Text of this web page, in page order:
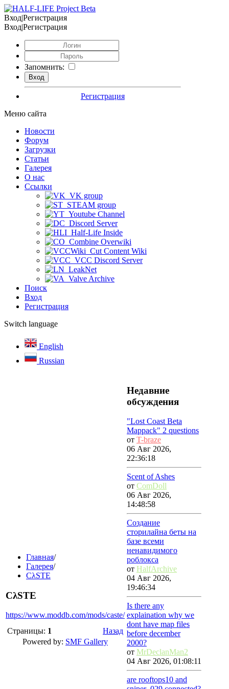
Вход|Регистрация
Вход|Регистрация
Запомнить:
Регистрация
Меню сайта
Новости
Форум
Загрузки
Статьи
Галерея
О нас
Ссылки
VK group
STEAM group
Youtube Channel
Discord Server
Half-Life Inside
Combine Overwiki
Cut Content Wiki
VCC Discord Server
LeakNet
Valve Archive
Поиск
Вход
Регистрация
Switch language
English
Russian
Главная/
Галерея/
CλSTE
CλSTE
https://www.moddb.com/mods/caste/
Страницы: 1
Назад
Powered by: SMF Gallery
Недавние
обсуждения
"Lost Coast Beta
Mappack" 2 questions
от T-braze
06 Авг 2026,
22:36:18
Scent of Ashes
от ComDoll
06 Авг 2026,
14:48:58
Создание
сторилайна беты на
базе всеми
ненавидимого
роблокса
от HalfArchive
04 Авг 2026,
19:46:34
Is there any
explaination why we
dont have map files
before december
2000?
от MrDeclanMan2
04 Авг 2026, 01:08:11
are rooftops10 and